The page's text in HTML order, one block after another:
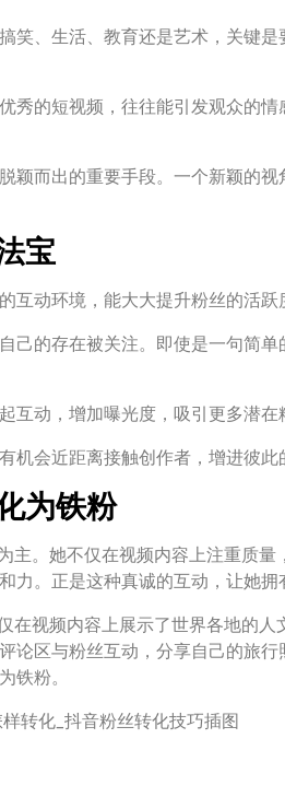
笑、生活、教育还是艺术，关键
秀的短视频，往往能引发观众的
颖而出的重要手段。一个新颖的
宝
互动环境，能大大提升粉丝的活跃
己的存在被关注。即使是一句简
互动，增加曝光度，吸引更多潜在
机会近距离接触创作者，增进彼此
为铁粉
主。她不仅在视频内容上注重质
。正是这种真诚的互动，让她拥
在视频内容上展示了世界各地的
论区与粉丝互动，分享自己的旅
铁粉。